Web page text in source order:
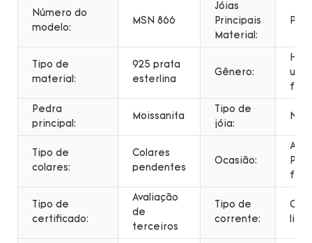
Número do
modelo:
MSN 866
Jóias
Principais
Material:
Tipo de
material:
925 prata
esterlina
Gênero:
Pedra
principal:
Moissanita
Tipo de
jóia:
Tipo de
colares:
Colares
pendentes
Ocasião:
Tipo de
certificado:
Avaliação
de
terceiros
Tipo de
corrente:
links